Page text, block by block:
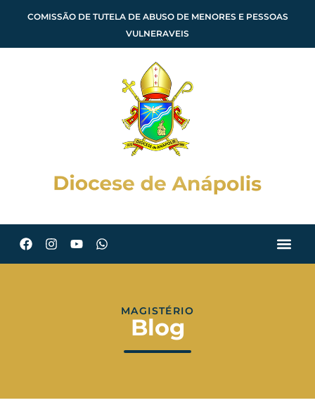
COMISSÃO DE TUTELA DE ABUSO DE MENORES E PESSOAS
VULNERAVEIS
MAGISTÉRIO
Blog